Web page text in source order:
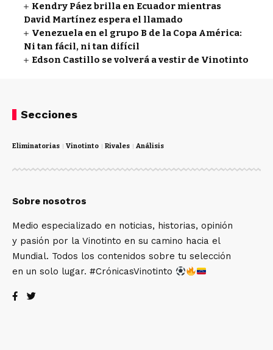
Kendry Páez brilla en Ecuador mientras
David Martínez espera el llamado
Venezuela en el grupo B de la Copa América:
Ni tan fácil, ni tan difícil
Edson Castillo se volverá a vestir de Vinotinto
Secciones
Eliminatorias Vinotinto Rivales Análisis
Sobre nosotros
Medio especializado en noticias, historias, opinión
y pasión por la Vinotinto en su camino hacia el
Mundial. Todos los contenidos sobre tu selección
en un solo lugar. #CrónicasVinotinto